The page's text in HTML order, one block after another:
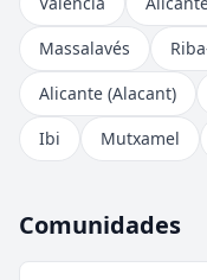
Massalavés
Alicante (Alacant)
Ibi
Mutxamel
Comunidades